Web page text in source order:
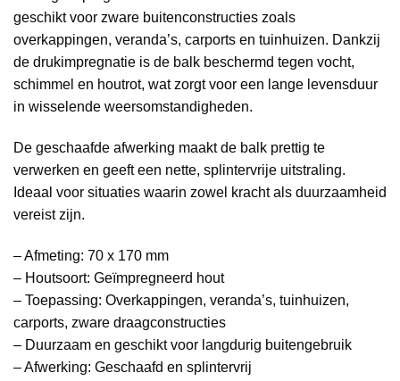
geschikt voor zware buitenconstructies zoals
overkappingen, veranda’s, carports en tuinhuizen. Dankzij
de drukimpregnatie is de balk beschermd tegen vocht,
schimmel en houtrot, wat zorgt voor een lange levensduur
in wisselende weersomstandigheden.
De geschaafde afwerking maakt de balk prettig te
verwerken en geeft een nette, splintervrije uitstraling.
Ideaal voor situaties waarin zowel kracht als duurzaamheid
vereist zijn.
– Afmeting: 70 x 170 mm
– Houtsoort: Geïmpregneerd hout
– Toepassing: Overkappingen, veranda’s, tuinhuizen,
carports, zware draagconstructies
– Duurzaam en geschikt voor langdurig buitengebruik
– Afwerking: Geschaafd en splintervrij